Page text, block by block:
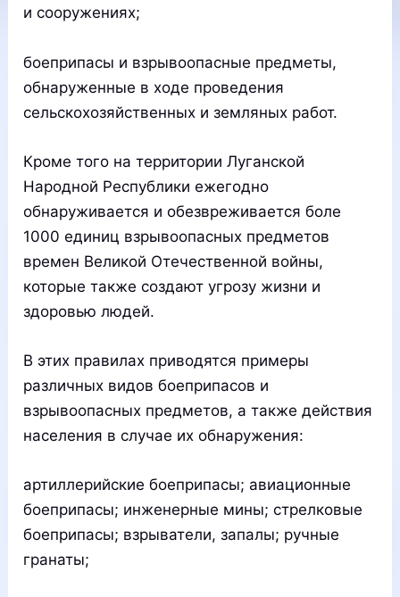
и сооружениях;
боеприпасы и взрывоопасные предметы,
обнаруженные в ходе проведения
сельскохозяйственных и земляных работ.
Кроме того на территории Луганской
Народной Республики ежегодно
обнаруживается и обезвреживается боле
1000 единиц взрывоопасных предметов
времен Великой Отечественной войны,
которые также создают угрозу жизни и
здоровью людей.
В этих правилах приводятся примеры
различных видов боеприпасов и
взрывоопасных предметов, а также действия
населения в случае их обнаружения:
артиллерийские боеприпасы; авиационные
боеприпасы; инженерные мины; стрелковые
боеприпасы; взрыватели, запалы; ручные
гранаты;